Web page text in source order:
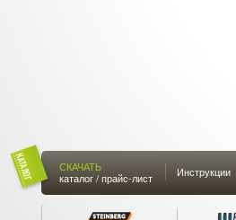
СКАЧАТЬ
каталог / прайс-лист
Инструкции